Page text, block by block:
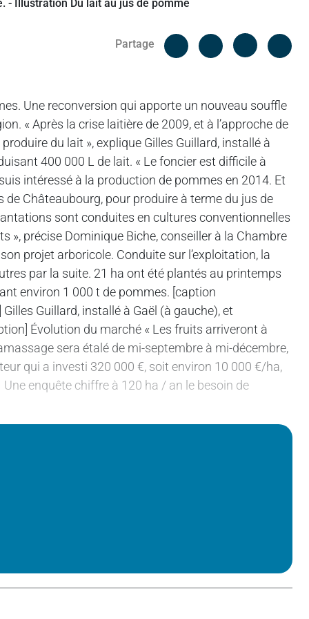
Partage
Facebook
Une reconversion qui apporte un nouveau souffle
« Après la crise laitière de 2009, et à l’approche de
du lait », explique Gilles Guillard, installé à
400 000 L de lait. « Le foncier est difficile à
intéressé à la production de pommes en 2014. Et
de Châteaubourg, pour produire à terme du jus de
sont conduites en cultures conventionnelles
», précise Dominique Biche, conseiller à la Chambre
projet arboricole. Conduite sur l’exploitation, la
par la suite. 21 ha ont été plantés au printemps
environ 1 000 t de pommes. [caption
Guillard, installé à Gaël (à gauche), et
Évolution du marché « Les fruits arriveront à
sera étalé de mi-septembre à mi-décembre,
qui a investi 320 000 €, soit environ 10 000 €/ha,
enquête chiffre à 120 ha / an le besoin de